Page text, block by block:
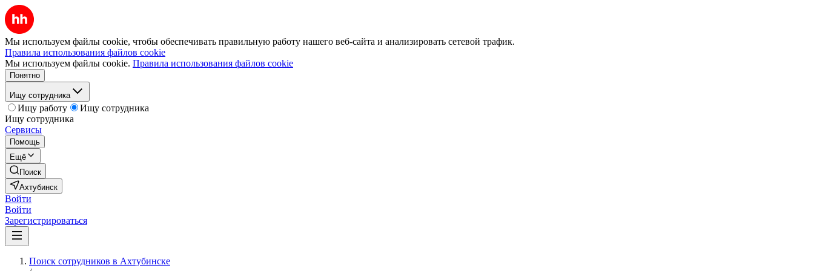
Мы используем файлы cookie, чтобы обеспечивать правильную работу нашего веб-сайта и анализировать сетевой трафик.
Правила использования файлов cookie
Мы используем файлы cookie. Правила использования файлов cookie
Понятно
Ищу сотрудника
Ищу работу
Ищу сотрудника
Ищу сотрудника
Сервисы
Помощь
Ещё
Поиск
Ахтубинск
Войти
Войти
Зарегистрироваться
Поиск сотрудников в Ахтубинске